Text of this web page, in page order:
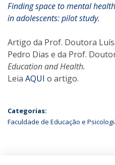
Finding space to mental
in adolescents: pilot study.
Artigo da Prof. Doutora
Pedro Dias e da Prof.
Education and Health.
Leia AQUI o artigo.
Categorias:
Faculdade de Educação e